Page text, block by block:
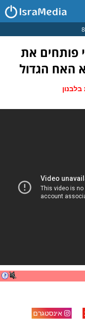
פותחים את
האח הגדול
אינסטגרם